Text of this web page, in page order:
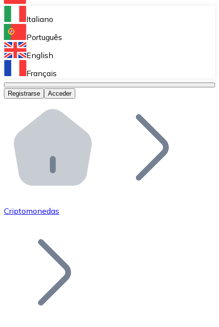
Bitnovo Ramp
Integra nuestra solución en tu plataforma.
Bitnovo Giftcards
Bitnovo OTC
Bitnovo ATM
Integra un ATM Bitnovo en tu negocio y permite que
Bitnovo API
Integra nuestra API en tu ecosistema.
Únete a nuestra red de distribuidores.
Añade tu proyecto a nuestro ecosistema.
Italiano
Português
English
Français
Registrarse Acceder
Criptomonedas